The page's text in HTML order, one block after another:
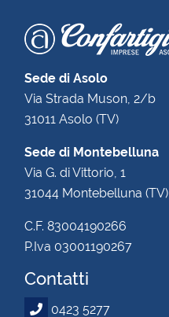
Sede di Asolo
Via Strada Muson, 2/b
31011 Asolo (TV)
Sede di Montebelluna
Via G. di Vittorio, 1
31044 Montebelluna (TV)
C.F. 83004190266
P.Iva 03001190267
Contatti
0423 5277